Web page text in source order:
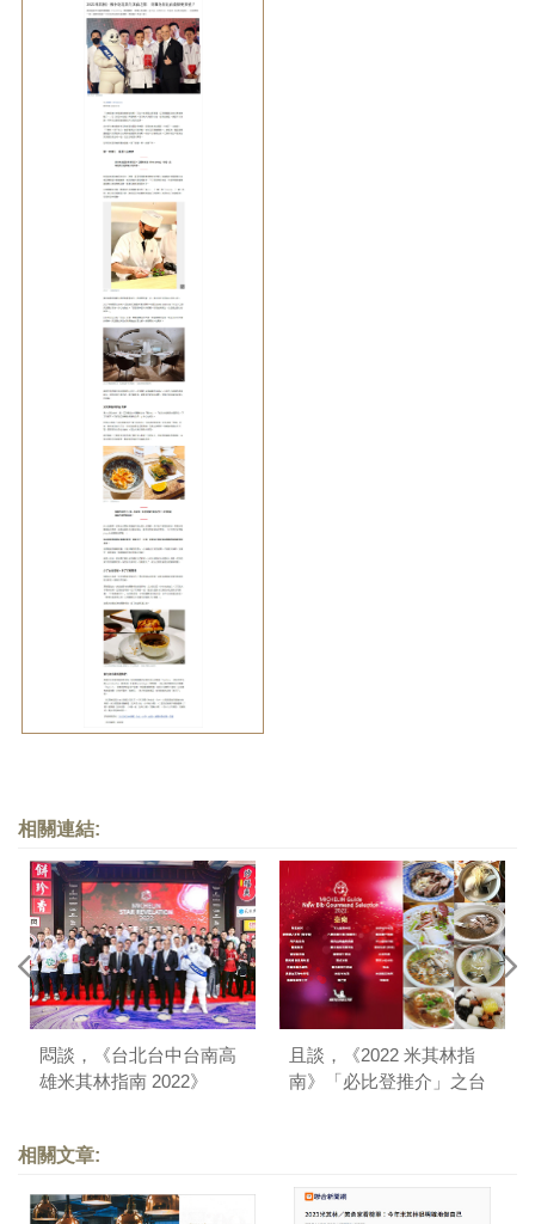
相關連結:
悶談，《台北台中台南高
雄米其林指南 2022》
且談，《2022 米其林指
南》「必比登推介」之台
相關文章: